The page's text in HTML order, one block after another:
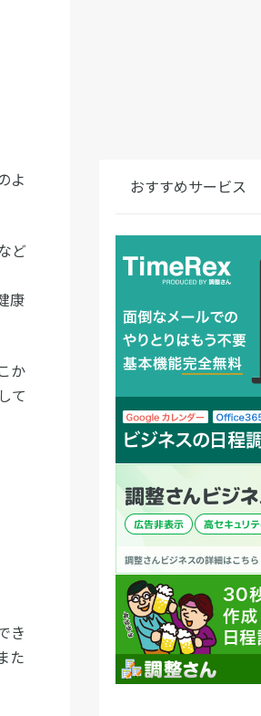
よ
ど
康
か
て
き
た
おすすめサービス